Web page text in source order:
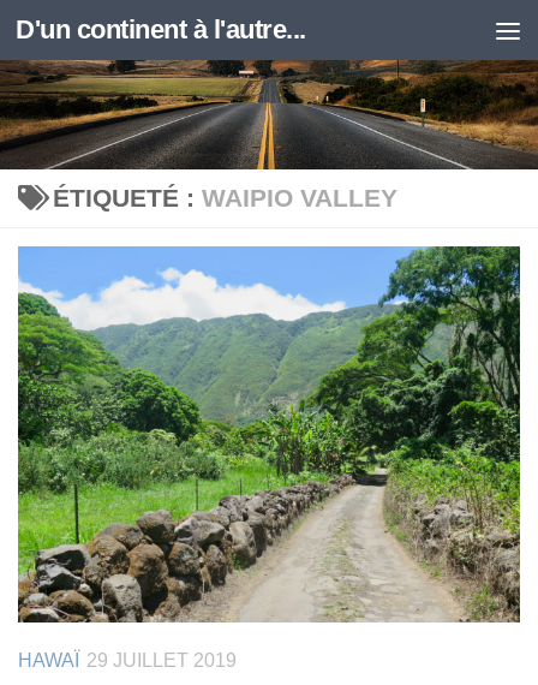
Skip to content
D'un continent à l'autre...
ÉTIQUETÉ : WAIPIO VALLEY
HAWAÏ 29 JUILLET 2019